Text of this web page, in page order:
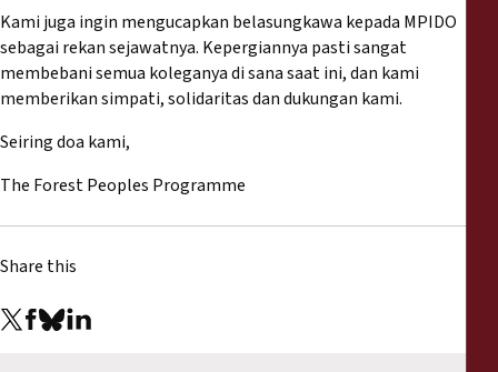
Training Materials
Briefing Papers
Legal Submissions
Kami juga ingin mengucapkan belasungkawa kepada MPIDO
sebagai rekan sejawatnya. Kepergiannya pasti sangat
membebani semua koleganya di sana saat ini, dan kami
memberikan simpati, solidaritas dan dukungan kami.
Seiring doa kami,
The Forest Peoples Programme
Share this